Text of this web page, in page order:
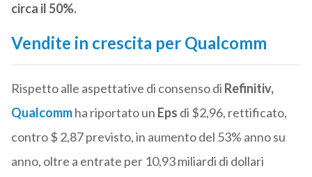
circa il 50%.
Vendite in crescita per Qualcomm
Rispetto alle aspettative di consenso di Refinitiv,
Qualcommha riportato un Eps di $2,96, rettificato,
contro $ 2,87 previsto, in aumento del 53% anno su
anno, oltre a entrate per 10,93 miliardi di dollari